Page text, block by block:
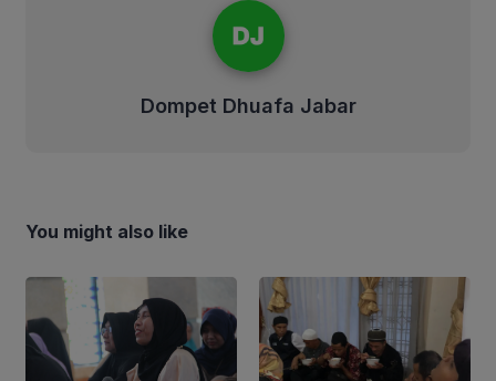
Dompet Dhuafa Jabar
You might also like